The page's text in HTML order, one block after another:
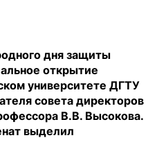
дня защиты
открытие
университете ДГТУ
совета директоров
В.В. Высокова.
выделил